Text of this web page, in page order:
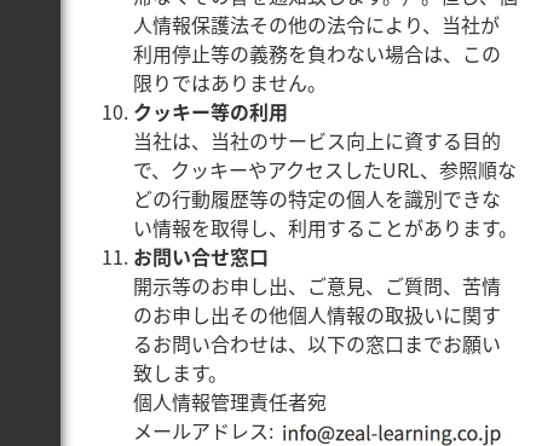
人情報保護法その他の法令により、当社が
利用停止等の義務を負わない場合は、この
限りではありません。
クッキー等の利用
当社は、当社のサービス向上に資する目的
で、クッキーやアクセスしたURL、参照順な
どの行動履歴等の特定の個人を識別できな
い情報を取得し、利用することがあります。
お問い合せ窓口
開示等のお申し出、ご意見、ご質問、苦情
のお申し出その他個人情報の取扱いに関す
るお問い合わせは、以下の窓口までお願い
致します。
個人情報管理責任者宛
メールアドレス: